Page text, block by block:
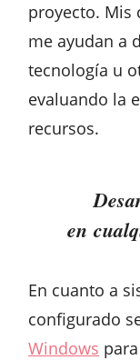
proyecto. Mis
me ayudan a
tecnología u
evaluando la
recursos.
en
En cuanto a
configurado
Windows